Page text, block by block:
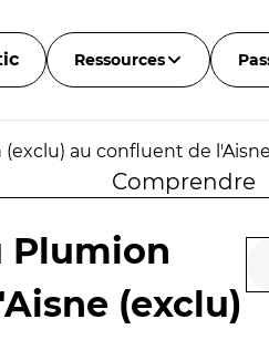
Ressources
au confluent de
Comprendre
Plumion
(exclu)